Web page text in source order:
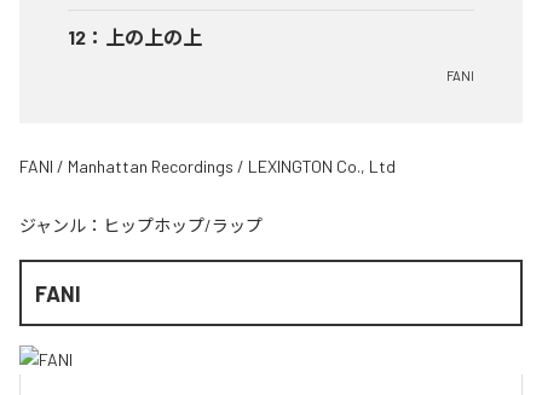
12 ： 上の上の上
FANI
FANI / Manhattan Recordings / LEXINGTON Co., Ltd
ジャンル： ヒップホップ/ラップ
FANI